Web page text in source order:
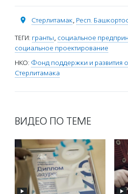
Стерлитамак, Респ.
ТЕГИ: гранты, социальное
социальное проектирование
НКО: Фонд поддержки и развития
Стерлитамака
ВИДЕО ПО ТЕМЕ